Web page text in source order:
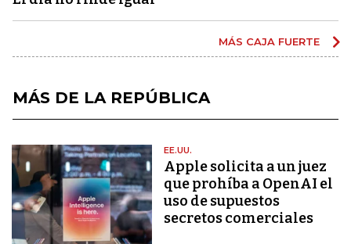
MÁS CAJA FUERTE
MÁS DE LA REPÚBLICA
EE.UU.
Apple solicita a un juez
que prohíba a OpenAI el
uso de supuestos
secretos comerciales